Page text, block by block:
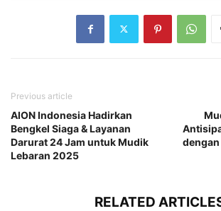
Previous article
AION Indonesia Hadirkan
Bengkel Siaga & Layanan
Darurat 24 Jam untuk Mudik
Lebaran 2025
RELATED